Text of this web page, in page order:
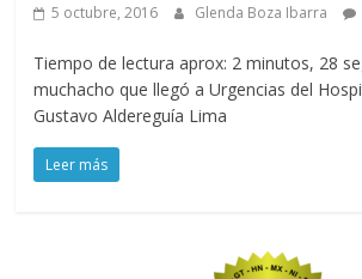
5 octubre, 2016 Glenda Boza Ibarra
Tiempo de lectura aprox: 2 minutos, 28
muchacho que llegó a Urgencias del
Gustavo Aldereguía Lima
Leer más